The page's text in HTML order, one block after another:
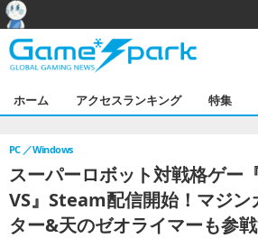
ホーム アクセスランキング 特集
スーパーロボット対戦格ゲー
VS』Steam配信開始！マジン
ター&天のゼオライマーも参
PC Windows